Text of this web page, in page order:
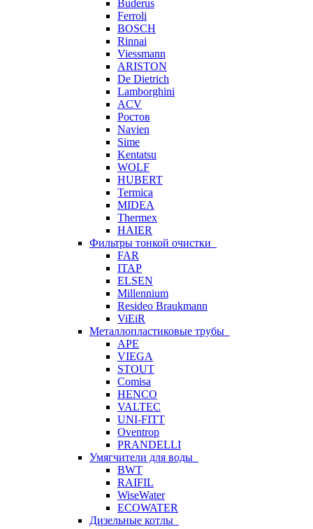
Buderus
Ferroli
BOSCH
Rinnai
Viessmann
ARISTON
De Dietrich
Lamborghini
ACV
Ростов
Navien
Sime
Kentatsu
WOLF
HUBERT
Termica
MIDEA
Thermex
HAIER
Фильтры тонкой очистки
FAR
ITAP
ELSEN
Millennium
Resideo Braukmann
ViEiR
Металлопластиковые трубы
APE
VIEGA
STOUT
Comisa
HENCO
VALTEC
UNI-FITT
Oventrop
PRANDELLI
Умягчители для воды
BWT
RAIFIL
WiseWater
ECOWATER
Дизельные котлы